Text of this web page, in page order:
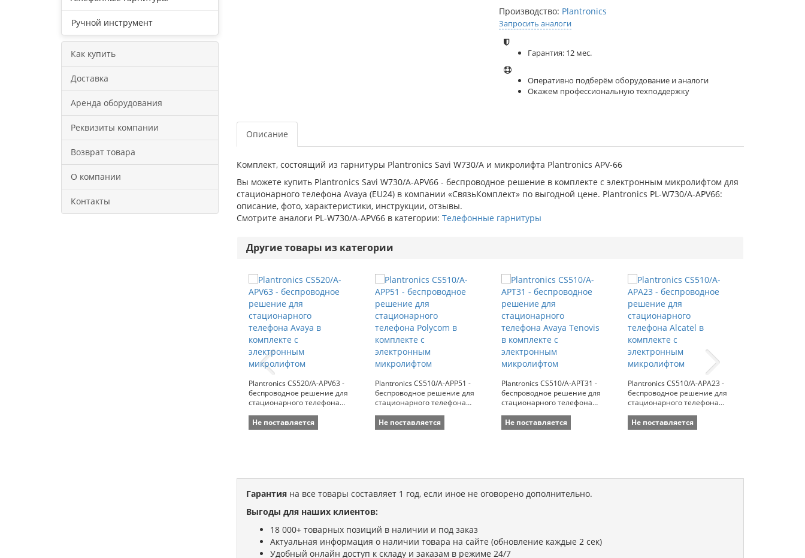
Ручной инструмент
Как купить
Доставка
Аренда оборудования
Реквизиты компании
Возврат товара
О компании
Контакты
Производство: Plantronics
Запросить аналоги
Гарантия: 12 мес.
Оперативно подберём оборудование и аналоги
Окажем профессиональную техподдержку
Описание
Комплект, состоящий из гарнитуры Plantronics Savi W730/A и микролифта Plantronics АРV-66
Вы можете купить Plantronics Savi W730/A-APV66 - беспроводное решение в комплекте с электронным микролифтом для
стационарного телефона Avaya (EU24) в компании «СвязьКомплект» по выгодной цене. Plantronics PL-W730/A-APV66:
описание, фото, характеристики, инструкции, отзывы.
Смотрите аналоги PL-W730/A-APV66 в категории: Телефонные гарнитуры
Другие товары из категории
Plantronics CS520/A-APV63 -
беспроводное решение для
стационарного телефона
электронным микролифтом
Не поставляется
Plantronics CS510/A-APP51 -
беспроводное решение для
стационарного телефона
электронным микролифтом
Не поставляется
Plantronics CS510/A-APT31 -
беспроводное решение для
стационарного телефона
электронным микролифтом
Не поставляется
Plantronics CS510/A-APA23 -
беспроводное решение для
стационарного телефона
электронным микролифтом
Не поставляется
Гарантияна все товары составляет 1 год, если иное не оговорено дополнительно.
Выгоды для наших клиентов:
18 000+ товарных позиций в наличии и под заказ
Актуальная информация о наличии товара на сайте (обновление каждые 2 сек)
Удобный онлайн доступ к складу и заказам в режиме 24/7